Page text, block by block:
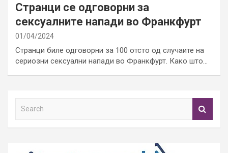
Странци се одговорни за
сексуалните напади во Франкфурт
01/04/2024
Странци биле одговорни за 100 отсто од случаите на
сериозни сексуални напади во Франкфурт. Како што…